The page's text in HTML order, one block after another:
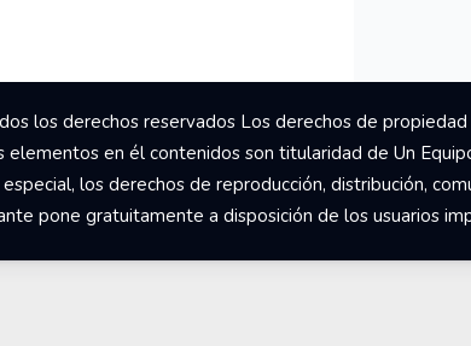
los derechos reservados Los derechos de
en él contenidos son titularidad de Un
los derechos de reproducción, distribución,
pone gratuitamente a disposición de los usuarios